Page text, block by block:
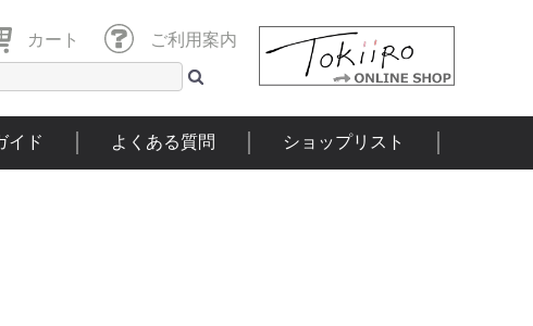
カート ご利用案内
イド よくある質問 ショップリスト